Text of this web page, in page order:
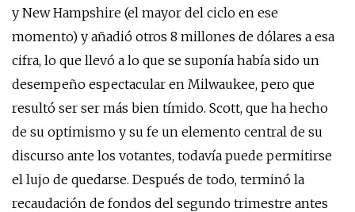
y New Hampshire (el mayor del ciclo en ese
momento) y añadió otros 8 millones de dólares a esa
cifra, lo que llevó a lo que se suponía había sido un
desempeño espectacular en Milwaukee, pero que
resultó ser ser más bien tímido. Scott, que ha hecho
de su optimismo y su fe un elemento central de su
discurso ante los votantes, todavía puede permitirse
el lujo de quedarse. Después de todo, terminó la
recaudación de fondos del segundo trimestre antes